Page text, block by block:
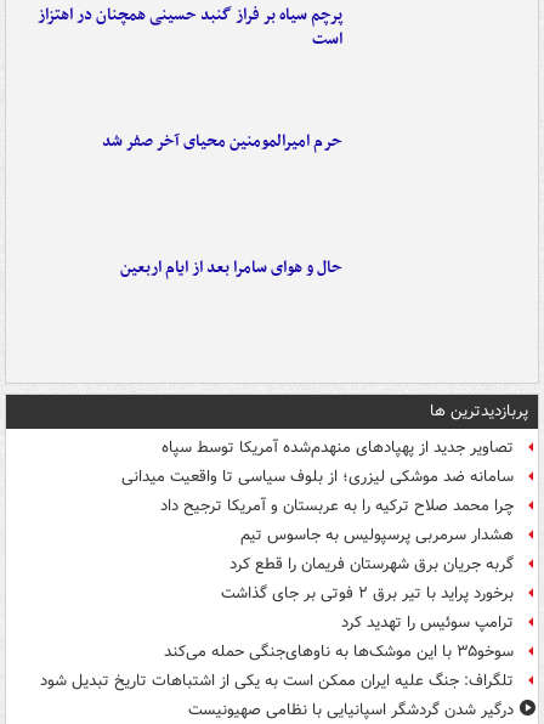
پرچم سیاه بر فراز گنبد حسینی همچنان در اهتزاز
است
حرم امیرالمومنین محیای آخر صفر شد
حال و هوای سامرا بعد از ایام اربعین
پربازدیدترین ها
تصاویر جدید از پهپادهای منهدم‌شده آمریکا توسط سپاه
سامانه ضد موشکی لیزری؛ از بلوف سیاسی تا واقعیت میدانی
چرا محمد صلاح ترکیه را به عربستان و آمریکا ترجیح داد
هشدار سرمربی پرسپولیس به جاسوس تیم
گربه جریان برق شهرستان فریمان را قطع کرد
برخورد پراید با تیر برق ۲ فوتی بر جای گذاشت
ترامپ سوئیس را تهدید کرد
سوخو۳۵ با این موشک‌ها به ناوهای‌جنگی حمله می‌کند
تلگراف: جنگ علیه ایران ممکن است به یکی از اشتباهات تاریخ تبدیل شود
درگیر شدن گردشگر اسپانیایی با نظامی صهیونیست